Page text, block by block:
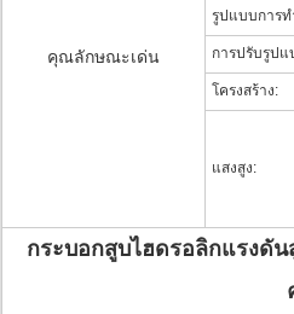
คุณลักษณะเด่น
รูปแบบการท
การปรับรูปแ
โครงสร้าง:
แสงสูง:
กระบอกสูบไฮดรอลิกแรงดัน